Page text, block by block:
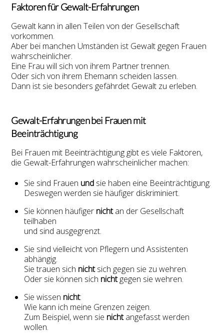
Faktoren für Gewalt-Erfahrungen
Gewalt kann in allen Teilen von der Gesellschaft
vorkommen.
Aber bei manchen Umständen ist Gewalt gegen Frauen
wahrscheinlicher.
Eine Frau will sich von ihrem Partner trennen.
Oder sich von ihrem Ehemann scheiden lassen.
Dann ist sie besonders gefährdet Gewalt zu erleben.
Gewalt-Erfahrungen bei Frauen mit
Beeinträchtigung
Bei Frauen mit Beeinträchtigung gibt es viele Faktoren,
die Gewalt-Erfahrungen wahrscheinlicher machen:
Sie sind Frauen und sie haben eine Beeinträchtigung.
Deswegen werden sie häufiger diskriminiert.
Sie können häufiger nichtan der Gesellschaft
teilhaben
und sind ausgegrenzt.
Sie sind vielleicht von Pflegern und Assistenten
abhängig.
Sie trauen sich nichtsich gegen sie zu wehren.
Oder sie können sich nichtgegen sie wehren.
Sie wissen nicht:
Wie kann ich meine Grenzen zeigen.
Zum Beispiel, wenn sie nichtangefasst werden
wollen.